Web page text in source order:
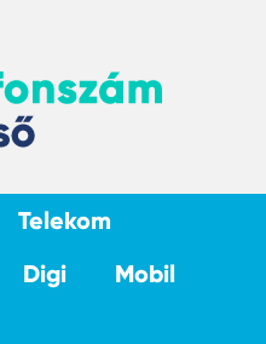
Telekom
Digi
Mobil